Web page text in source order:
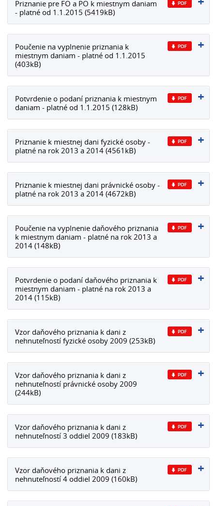
Priznanie pre FO a PO k miestnym daniam
- platné od 1.1.2015 (5419kB)
Poučenie na vyplnenie priznania k
miestnym daniam - platné od 1.1.2015
(403kB)
Potvrdenie o podaní priznania k miestnym
daniam - platné od 1.1.2015 (128kB)
Priznanie k miestnej dani fyzické osoby -
platné na rok 2013 a 2014 (4561kB)
Priznanie k miestnej dani právnické osoby -
platné na rok 2013 a 2014 (4672kB)
Poučenie na vyplnenie daňového priznania
k miestnym daniam - platné na rok 2013 a
2014 (148kB)
Potvrdenie o podaní daňového priznania k
miestnym daniam - platné na rok 2013 a
2014 (115kB)
Vzor daňového priznania k dani z
nehnuteľností fyzické osoby 2009 (253kB)
Vzor daňového priznania k dani z
nehnuteľností právnické osoby 2009
(244kB)
Vzor daňového priznania k dani z
nehnuteľností 3 oddiel 2009 (183kB)
Vzor daňového priznania k dani z
nehnuteľností 4 oddiel 2009 (160kB)